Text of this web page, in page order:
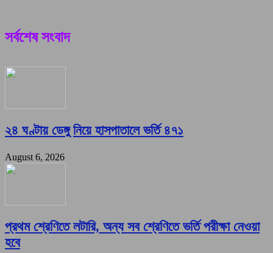
সর্বশেষ সংবাদ
২৪ ঘণ্টায় ডেঙ্গু নিয়ে হাসপাতালে ভর্তি ৪৭১
August 6, 2026
প্রথম শ্রেণিতে লটারি, অন্য সব শ্রেণিতে ভর্তি পরীক্ষা নেওয়া
হবে